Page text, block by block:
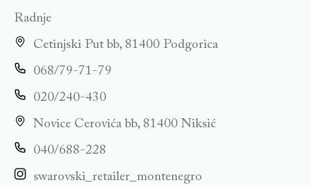
Radnje
Cetinjski Put bb, 81400 Podgorica
068/79-71-79
020/240-430
Novice Cerovića bb, 81400 Niksić
040/688-228
swarovski_retailer_montenegro